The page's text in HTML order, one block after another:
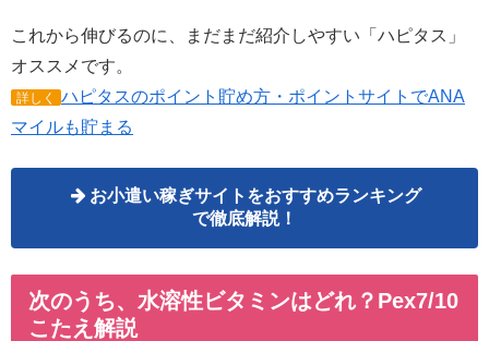
これから伸びるのに、まだまだ紹介しやすい「ハピタス」
オススメです。
詳しく
ハピタスのポイント貯め方・ポイントサイトでANA
マイルも貯まる
お小遣い稼ぎサイトをおすすめランキング
で徹底解説！
次のうち、水溶性ビタミンはどれ？Pex7/10
こたえ解説